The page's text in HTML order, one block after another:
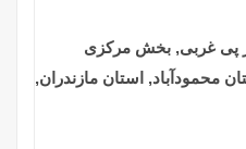
پی غربی, بخش مرکزی
محمودآباد, استان مازندران,